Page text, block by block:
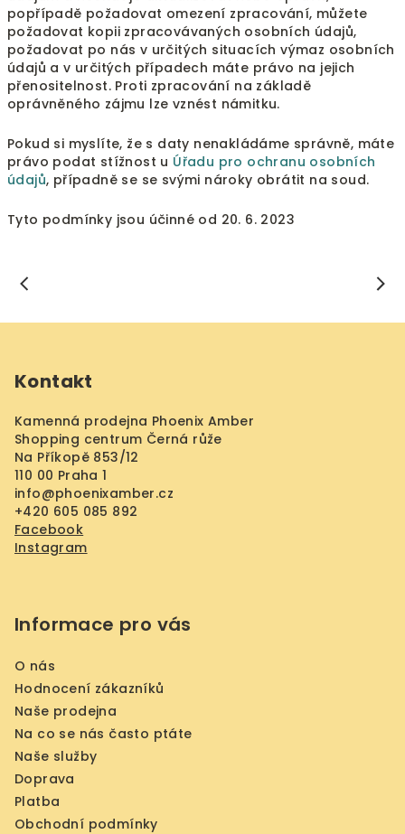
popřípadě požadovat omezení zpracování, můžete
požadovat kopii zpracovávaných osobních údajů,
požadovat po nás v určitých situacích výmaz osobních
údajů a v určitých případech máte právo na jejich
přenositelnost. Proti zpracování na základě
oprávněného zájmu lze vznést námitku.
Pokud si myslíte, že s daty nenakládáme správně, máte
právo podat stížnost u Úřadu pro ochranu osobních
údajů, případně se se svými nároky obrátit na soud.
Tyto podmínky jsou účinné od 20. 6. 2023
Kontakt
Kamenná prodejna Phoenix Amber
Shopping centrum Černá růže
Na Příkopě 853/12
110 00 Praha 1
info@phoenixamber.cz
+420 605 085 892
Facebook
Instagram
Informace pro vás
O nás
Hodnocení zákazníků
Naše prodejna
Na co se nás často ptáte
Naše služby
Doprava
Platba
Obchodní podmínky